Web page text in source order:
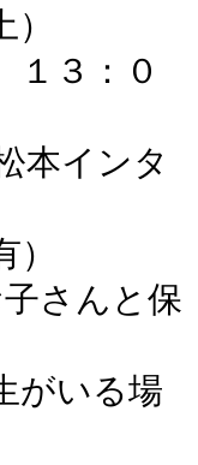
１３：０
本インタ
さんと保
いる場